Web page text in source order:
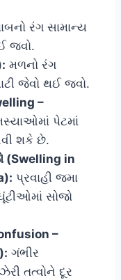
રંગ સામાન્ય
જવો.
મળનો રંગ
જેવો થઈ જવો.
–
પેટમાં
શકે છે.
(Swelling in
પ્રવાહી જમા
સોજો
–
ગંભીર
તત્વોને દૂર